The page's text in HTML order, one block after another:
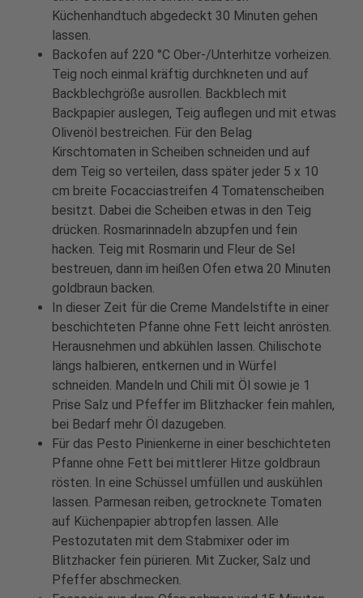
Küchenhandtuch abgedeckt 30 Minuten gehen
lassen.
Backofen auf 220 °C Ober-/Unterhitze vorheizen.
Teig noch einmal kräftig durchkneten und auf
Backblechgröße ausrollen. Backblech mit
Backpapier auslegen, Teig auflegen und mit etwas
Olivenöl bestreichen. Für den Belag
Kirschtomaten in Scheiben schneiden und auf
dem Teig so verteilen, dass später jeder 5 x 10
cm breite Focacciastreifen 4 Tomatenscheiben
besitzt. Dabei die Scheiben etwas in den Teig
drücken. Rosmarinnadeln abzupfen und fein
hacken. Teig mit Rosmarin und Fleur de Sel
bestreuen, dann im heißen Ofen etwa 20 Minuten
goldbraun backen.
In dieser Zeit für die Creme Mandelstifte in einer
beschichteten Pfanne ohne Fett leicht anrösten.
Herausnehmen und abkühlen lassen. Chilischote
längs halbieren, entkernen und in Würfel
schneiden. Mandeln und Chili mit Öl sowie je 1
Prise Salz und Pfeffer im Blitzhacker fein mahlen,
bei Bedarf mehr Öl dazugeben.
Für das Pesto Pinienkerne in einer beschichteten
Pfanne ohne Fett bei mittlerer Hitze goldbraun
rösten. In eine Schüssel umfüllen und auskühlen
lassen. Parmesan reiben, getrocknete Tomaten
auf Küchenpapier abtropfen lassen. Alle
Pestozutaten mit dem Stabmixer oder im
Blitzhacker fein pürieren. Mit Zucker, Salz und
Pfeffer abschmecken.